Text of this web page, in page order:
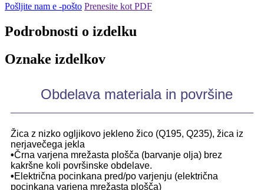
Pošljite nam e -pošto Prenesite kot PDF
Podrobnosti o izdelku
Oznake izdelkov
Obdelava materiala in površine
Žica z nizko ogljikovo jekleno žico (Q195, Q235), žica iz
nerjavečega jekla
•Črna varjena mrežasta plošča (barvanje olja) brez
kakršne koli površinske obdelave.
•Električna pocinkana pred/po varjenju (električna
pocinkana varjena mrežasta plošča)